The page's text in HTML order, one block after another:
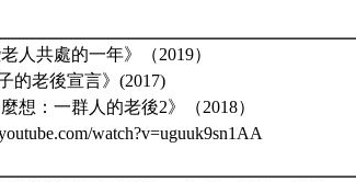
人共處的一年》（2019）
的老後宣言》(2017)
想：一群人的老後2》（2018）
watch?v=uguuk9sn1AA